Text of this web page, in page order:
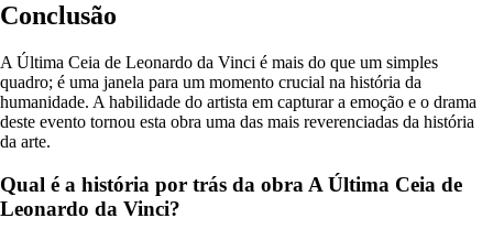
Conclusão
A Última Ceia de Leonardo da Vinci é mais do que um simples
quadro; é uma janela para um momento crucial na história da
humanidade. A habilidade do artista em capturar a emoção e o drama
deste evento tornou esta obra uma das mais reverenciadas da história
da arte.
Qual é a história por trás da obra A Última Ceia de
Leonardo da Vinci?